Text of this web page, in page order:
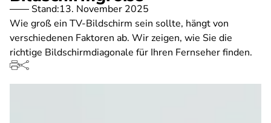
Stand:13. November 2025
Wie groß ein TV-Bildschirm sein sollte, hängt von
verschiedenen Faktoren ab. Wir zeigen, wie Sie die
richtige Bildschirmdiagonale für Ihren Fernseher finden.